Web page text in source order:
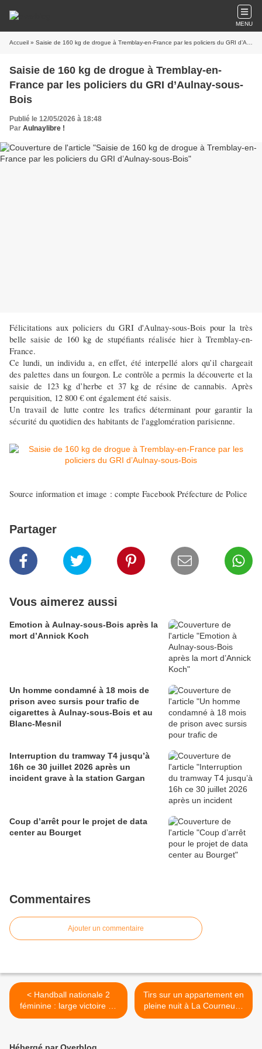
MENU
Accueil » Saisie de 160 kg de drogue à Tremblay-en-France par les policiers du GRI d’Aulnay-sous-Bois
Saisie de 160 kg de drogue à Tremblay-en-
France par les policiers du GRI d’Aulnay-sous-
Bois
Publié le 12/05/2026 à 18:48
Par Aulnaylibre !
Félicitations aux policiers du GRI d'Aulnay-sous-Bois pour la très
belle saisie de 160 kg de stupéfiants réalisée hier à Tremblay-en-
France.
Ce lundi, un individu a, en effet, été interpellé alors qu’il chargeait
des palettes dans un fourgon. Le contrôle a permis la découverte et la
saisie de 123 kg d’herbe et 37 kg de résine de cannabis. Après
perquisition, 12 800 € ont également été saisis.
Un travail de lutte contre les trafics déterminant pour garantir la
sécurité du quotidien des habitants de l'agglomération parisienne.
Source information et image : compte Facebook Préfecture de Police
Partager
Vous aimerez aussi
Emotion à Aulnay-sous-Bois après la
mort d’Annick Koch
Un homme condamné à 18 mois de
prison avec sursis pour trafic de
cigarettes à Aulnay-sous-Bois et au
Blanc-Mesnil
Interruption du tramway T4 jusqu’à
16h ce 30 juillet 2026 après un
incident grave à la station Gargan
Coup d’arrêt pour le projet de data
center au Bourget
Commentaires
Ajouter un commentaire
< Handball nationale 2
féminine : large victoire du
Aulnay Handball face à Evry
Tirs sur un appartement en
pleine nuit à La Courneuve
>